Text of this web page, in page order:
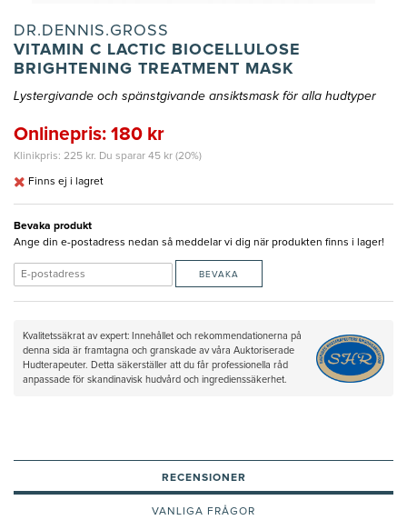
DR.DENNIS.GROSS
VITAMIN C LACTIC BIOCELLULOSE
BRIGHTENING TREATMENT MASK
Lystergivande och spänstgivande ansiktsmask för alla hudtyper
Onlinepris: 180 kr
Klinikpris: 225 kr. Du sparar 45 kr (20%)
Finns ej i lagret
Bevaka produkt
Ange din e-postadress nedan så meddelar vi dig när produkten finns i lager!
BEVAKA
Kvalitetssäkrat av expert: Innehållet och rekommendationerna på
denna sida är framtagna och granskade av våra Auktoriserade
Hudterapeuter. Detta säkerställer att du får professionella råd
anpassade för skandinavisk hudvård och ingredienssäkerhet.
RECENSIONER
VANLIGA FRÅGOR